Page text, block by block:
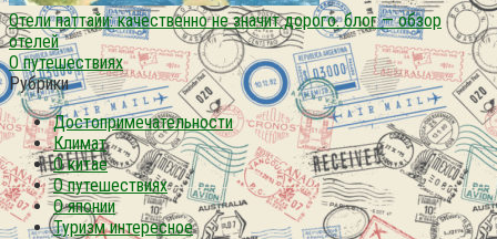
Отели паттайи: качественно не значит дорого. блог — обзор
отелей
О путешествиях
Рубрики
Достопримечательности
Климат
О китае
О путешествиях
О японии
Туризм интересное